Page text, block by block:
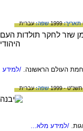
תאריך:1999 שפה:עברית
/למידע
תשנ"ט - 1999 שפה:עברית
/למידע מלא...